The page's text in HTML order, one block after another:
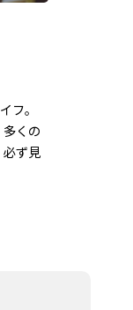
フ。
くの
ず見